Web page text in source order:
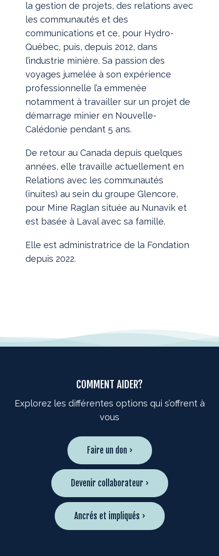
la gestion de projets, des relations avec
les communautés et des
communications et ce, pour Hydro-
Québec, puis, depuis 2012, dans
l’industrie minière. Sa passion des
voyages jumelée à son expérience
professionnelle l’a emmenée
notamment à travailler sur un projet de
démarrage minier en Nouvelle-
Calédonie pendant 5 ans.
De retour au Canada depuis quelques
années, elle travaille actuellement en
Relations avec les communautés
(inuites) au sein du groupe Glencore,
pour Mine Raglan située au Nunavik et
est basée à Laval avec sa famille.
Elle est administratrice de la Fondation
depuis 2022.
COMMENT AIDER?
Explorez les différentes options qui s’offrent à
vous
Faire un don ›
Devenir collaborateur ›
Ancrés et impliqués ›